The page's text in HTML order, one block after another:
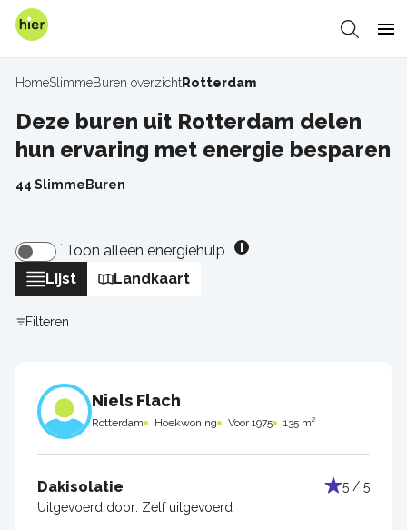
Overslaan
gaan
Zoeken
Kruimelpad
HomeSlimmeBuren overzichtRotterdam
Deze buren uit Rotterdam delen
hun ervaring met energie besparen
44 SlimmeBuren
Toon alleen energiehulp
Lijst
Landkaart
Filteren
Niels Flach
Rotterdam Hoekwoning Voor 1975 135 m²
Dakisolatie
5 / 5
Uitgevoerd door: Zelf uitgevoerd